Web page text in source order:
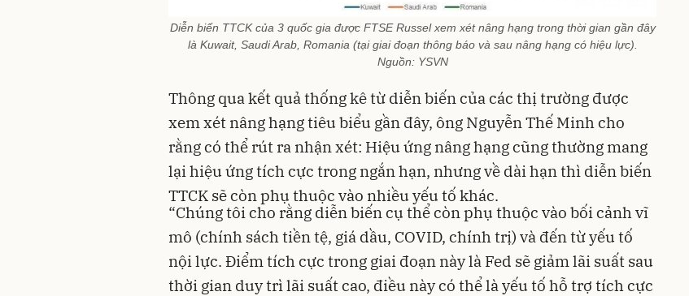
Diễn biến TTCK của 3 quốc gia được FTSE Russel xem xét nâng hạng trong thời gian gần đây
là Kuwait, Saudi Arab, Romania (tại giai đoạn thông báo và sau nâng hạng có hiệu lực).
Nguồn: YSVN
Thông qua kết quả thống kê từ diễn biến của các thị trường được
xem xét nâng hạng tiêu biểu gần đây, ông Nguyễn Thế Minh cho
rằng có thể rút ra nhận xét: Hiệu ứng nâng hạng cũng thường mang
lại hiệu ứng tích cực trong ngắn hạn, nhưng về dài hạn thì diễn biến
TTCK sẽ còn phụ thuộc vào nhiều yếu tố khác.
“Chúng tôi cho rằng diễn biến cụ thể còn phụ thuộc vào bối cảnh vĩ
mô (chính sách tiền tệ, giá dầu, COVID, chính trị) và đến từ yếu tố
nội lực. Điểm tích cực trong giai đoạn này là Fed sẽ giảm lãi suất sau
thời gian duy trì lãi suất cao, điều này có thể là yếu tố hỗ trợ tích cực